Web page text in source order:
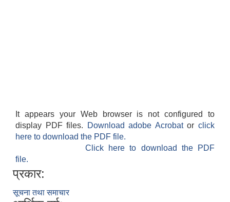
It appears your Web browser is not configured to
display PDF files.
Download adobe Acrobatorclick
here to download the PDF file.
Click here to download the PDF
file.
प्रकार:
सूचना तथा समाचार